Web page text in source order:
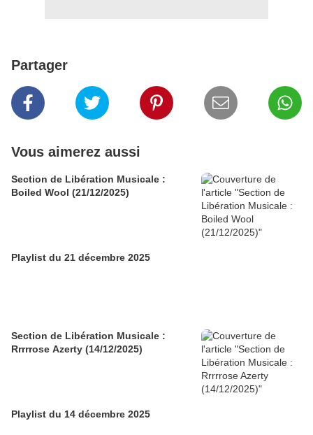
Partager
Vous aimerez aussi
Section de Libération Musicale :
Boiled Wool (21/12/2025)
Playlist du 21 décembre 2025
Section de Libération Musicale :
Rrrrrose Azerty (14/12/2025)
Playlist du 14 décembre 2025